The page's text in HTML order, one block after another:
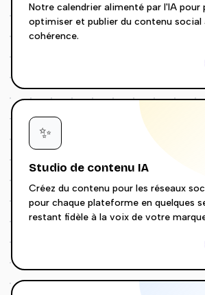
Notre calendrier alimenté par l'IA pour
optimiser et publier du contenu social
cohérence.
✨
Studio de contenu IA
Créez du contenu pour les réseaux
pour chaque plateforme en quelques
restant fidèle à la voix de votre